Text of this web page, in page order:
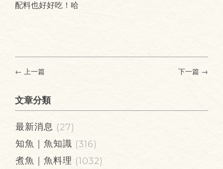
配料也好好吃！哈
← 上一篇 下一篇 →
文章分類
最新消息 (27)
知魚｜魚知識 (316)
煮魚｜魚料理 (1032)